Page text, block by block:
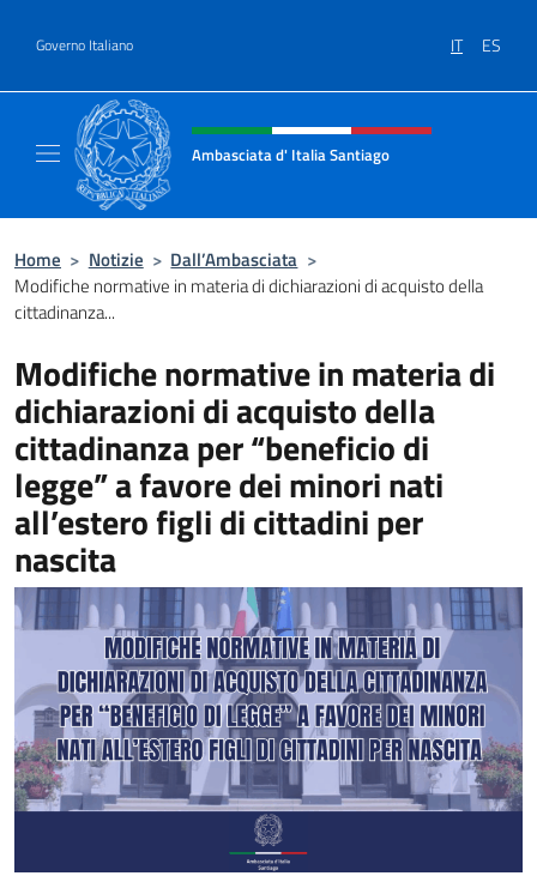
Governo Italiano IT ES
Intestazione sito, social e menù
Ambasciata d' Italia Santiago
Home > Notizie > Dall’Ambasciata >
Modifiche normative in materia di dichiarazioni di acquisto della
cittadinanza...
Modifiche normative in materia di
dichiarazioni di acquisto della
cittadinanza per “beneficio di
legge” a favore dei minori nati
all’estero figli di cittadini per
nascita